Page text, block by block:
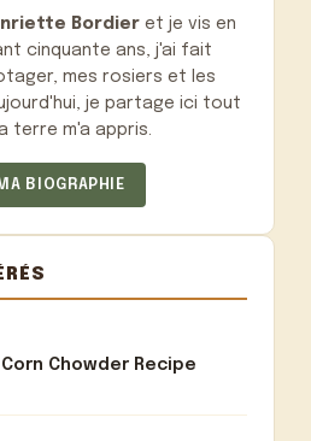
Bordieret je vis en
cinquante ans, j'ai fait
mes rosiers et les
je partage ici tout
terre m'a appris.
BIOGRAPHIE
Chowder Recipe